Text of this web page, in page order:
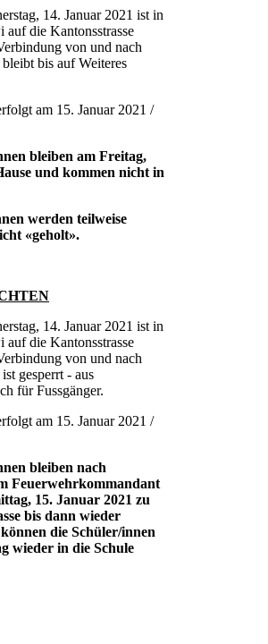
14. Januar 2021 ist in
auf die Kantonsstrasse
von und nach
bis auf Weiteres
am 15. Januar 2021 /
bleiben am Freitag,
und kommen nicht in
werden teilweise
«geholt».
14. Januar 2021 ist in
auf die Kantonsstrasse
von und nach
gesperrt - aus
für Fussgänger.
am 15. Januar 2021 /
bleiben nach
Feuerwehrkommandant
15. Januar 2021 zu
bis dann wieder
die Schüler/innen
wieder in die Schule